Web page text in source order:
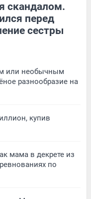
скандалом.
перед
сестры
или необычным
разнообразие на
купив
мама в декрете из
по